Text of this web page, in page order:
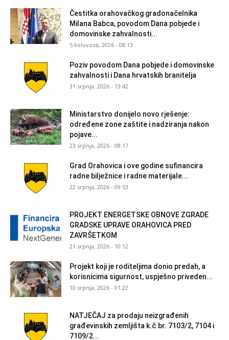
Čestitka orahovačkog gradonačelnika
Milana Babca, povodom Dana pobjede i
domovinske zahvalnosti...
5 kolovoza, 2026 - 08:13
Poziv povodom Dana pobjede i domovinske
zahvalnosti i Dana hrvatskih branitelja
31 srpnja, 2026 - 13:42
Ministarstvo donijelo novo rješenje:
određene zone zaštite i nadziranja nakon
pojave...
23 srpnja, 2026 - 08:17
Grad Orahovica i ove godine sufinancira
radne bilježnice i radne materijale...
22 srpnja, 2026 - 09:53
PROJEKT ENERGETSKE OBNOVE ZGRADE
GRADSKE UPRAVE ORAHOVICA PRED
ZAVRŠETKOM
21 srpnja, 2026 - 10:12
Projekt koji je roditeljima donio predah, a
korisnicima sigurnost, uspješno priveden...
10 srpnja, 2026 - 01:22
NATJEČAJ za prodaju neizgrađenih
građevinskih zemljišta k.č.br. 7103/2, 7104 i
7109/2...